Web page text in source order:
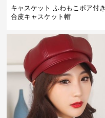
キャスケット ふわもこボア付き
合皮キャスケット帽